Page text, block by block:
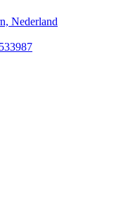
Nederland